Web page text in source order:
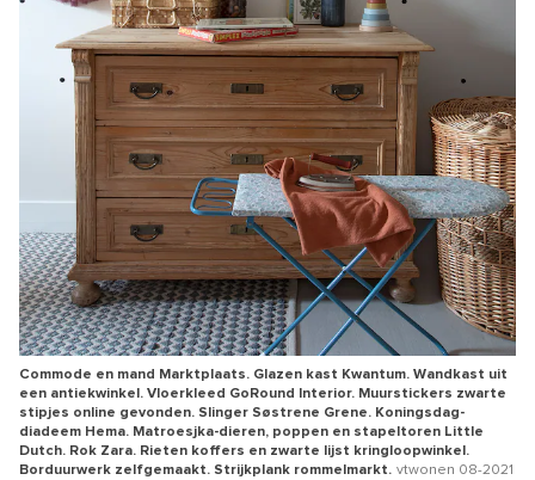
Commode en mand Marktplaats. Glazen kast Kwantum. Wandkast uit
een antiekwinkel. Vloerkleed GoRound Interior. Muurstickers zwarte
stipjes online gevonden. Slinger Søstrene Grene. Koningsdag-
diadeem Hema. Matroesjka-dieren, poppen en stapeltoren Little
Dutch. Rok Zara. Rieten koffers en zwarte lijst kringloopwinkel.
Borduurwerk zelfgemaakt. Strijkplank rommelmarkt. vtwonen 08-2021